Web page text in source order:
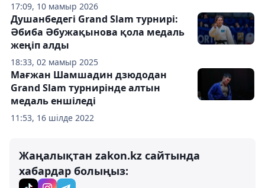
17:09, 10 мамыр 2026
18:33, 02 мамыр 2025
Душанбедегі Grand Slam турнирі:
Әбиба Әбужақынова қола медаль
жеңіп алды
11:53, 16 шілде 2022
Мағжан Шамшадин дзюдодан
Grand Slam турнирінде алтын
медаль еншіледі
Жаңалықтан zakon.kz сайтында
хабардар болыңыз: